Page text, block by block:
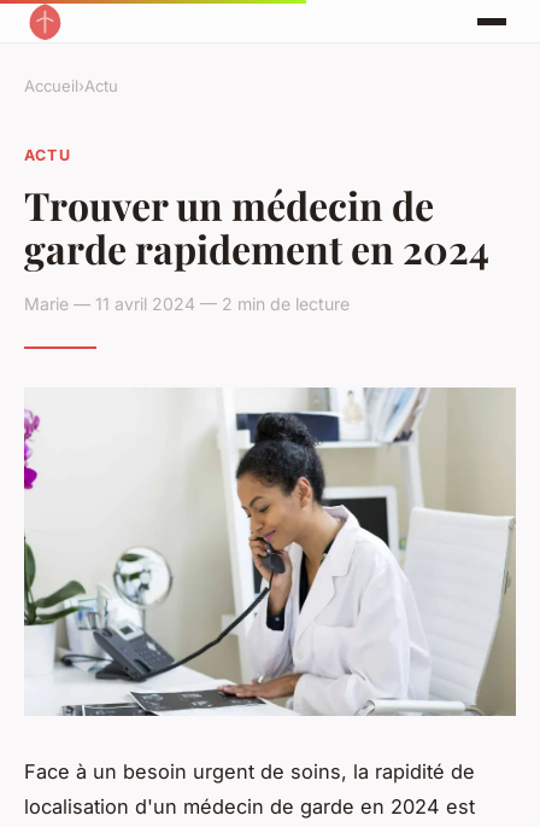
Accueil›Actu
ACTU
Trouver un médecin de
garde rapidement en 2024
Marie — 11 avril 2024 — 2 min de lecture
Face à un besoin urgent de soins, la rapidité de
localisation d'un médecin de garde en 2024 est